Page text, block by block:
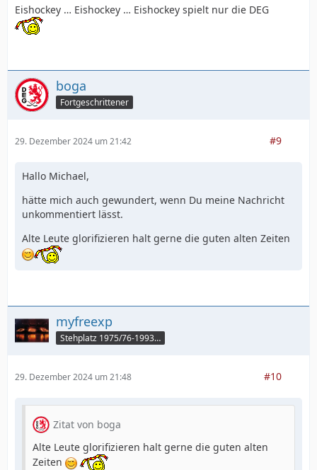
Eishockey … Eishockey … Eishockey spielt nur die DEG
boga
Fortgeschrittener
29. Dezember 2024 um 21:42 #9
Hallo Michael,
hätte mich auch gewundert, wenn Du meine Nachricht
unkommentiert lässt.
Alte Leute glorifizieren halt gerne die guten alten Zeiten
myfreexp
Stehplatz 1975/76-1993/94
29. Dezember 2024 um 21:48 #10
Zitat von boga
Alte Leute glorifizieren halt gerne die guten alten
Zeiten